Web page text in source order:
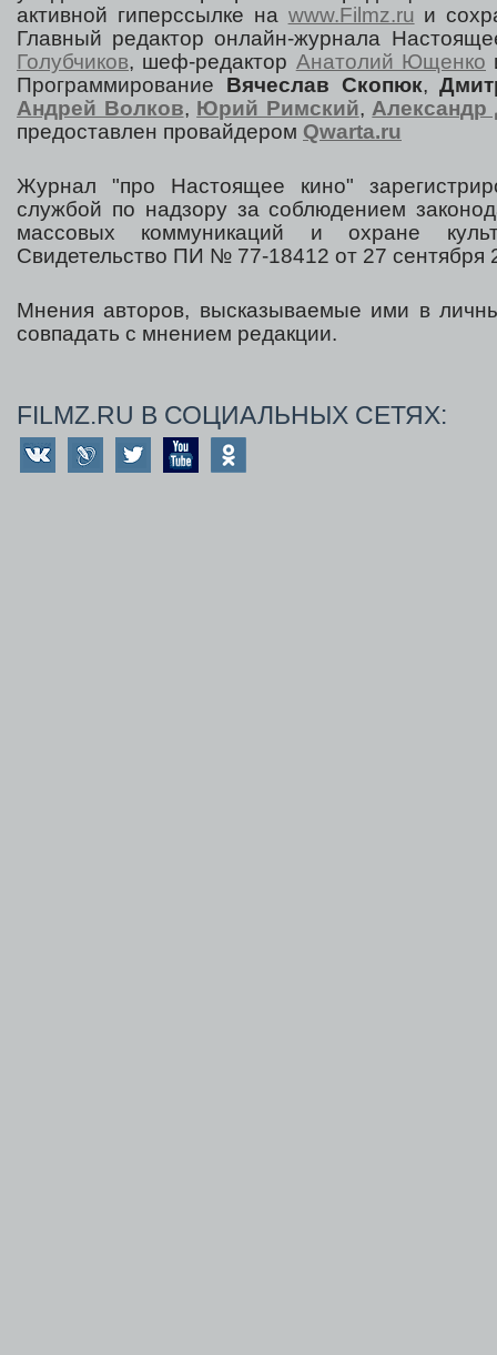
активной гиперссылке на www.Filmz.ru и
Главный редактор онлайн-журнала
Голубчиков, шеф-редактор Анатолий Ющенко
Программирование Вячеслав Скопюк,
Андрей Волков, Юрий Римский, Александр
предоставлен провайдером Qwarta.ru
Журнал "про Настоящее кино"
службой по надзору за соблюдением
массовых коммуникаций и охране
Свидетельство ПИ № 77-18412 от 27 сентября
Мнения авторов, высказываемые ими в
совпадать с мнением редакции.
FILMZ.RU В СОЦИАЛЬНЫХ СЕТЯХ: